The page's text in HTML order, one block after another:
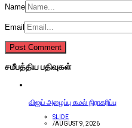
Name
Email
சமீபத்திய பதிவுகள்
விஜய் அழைப்பு கமல் நிராகரிப்பு
SLIDE
/AUGUST 9, 2026